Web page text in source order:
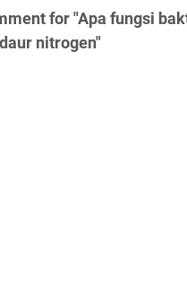
for "Apa fungsi
nitrogen"